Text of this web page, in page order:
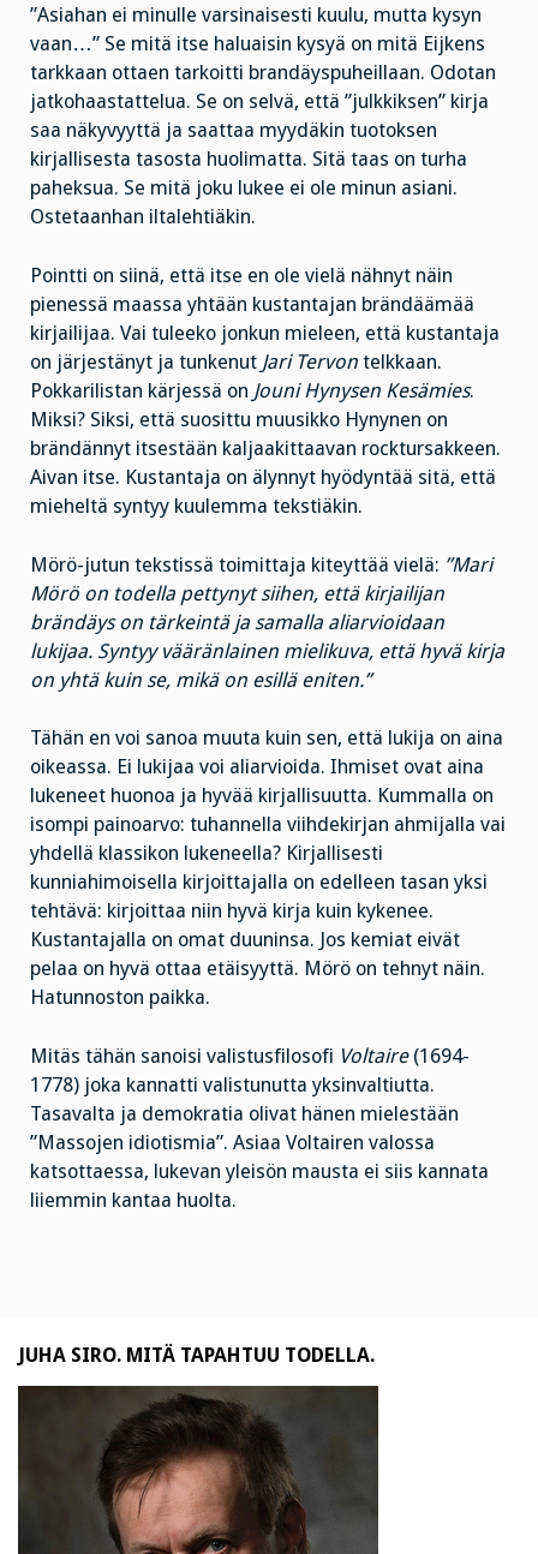
”Asiahan ei minulle varsinaisesti kuulu, mutta kysyn
vaan…” Se mitä itse haluaisin kysyä on mitä Eijkens
tarkkaan ottaen tarkoitti brandäyspuheillaan. Odotan
jatkohaastattelua. Se on selvä, että ”julkkiksen” kirja
saa näkyvyyttä ja saattaa myydäkin tuotoksen
kirjallisesta tasosta huolimatta. Sitä taas on turha
paheksua. Se mitä joku lukee ei ole minun asiani.
Ostetaanhan iltalehtiäkin.
Pointti on siinä, että itse en ole vielä nähnyt näin
pienessä maassa yhtään kustantajan brändäämää
kirjailijaa. Vai tuleeko jonkun mieleen, että kustantaja
on järjestänyt ja tunkenut Jari Tervon telkkaan.
Pokkarilistan kärjessä on Jouni Hynysen Kesämies.
Miksi? Siksi, että suosittu muusikko Hynynen on
brändännyt itsestään kaljaakittaavan rocktursakkeen.
Aivan itse. Kustantaja on älynnyt hyödyntää sitä, että
mieheltä syntyy kuulemma tekstiäkin.
Mörö-jutun tekstissä toimittaja kiteyttää vielä: ”Mari
Mörö on todella pettynyt siihen, että kirjailijan
brändäys on tärkeintä ja samalla aliarvioidaan
lukijaa. Syntyy vääränlainen mielikuva, että hyvä kirja
on yhtä kuin se, mikä on esillä eniten.”
Tähän en voi sanoa muuta kuin sen, että lukija on aina
oikeassa. Ei lukijaa voi aliarvioida. Ihmiset ovat aina
lukeneet huonoa ja hyvää kirjallisuutta. Kummalla on
isompi painoarvo: tuhannella viihdekirjan ahmijalla vai
yhdellä klassikon lukeneella? Kirjallisesti
kunniahimoisella kirjoittajalla on edelleen tasan yksi
tehtävä: kirjoittaa niin hyvä kirja kuin kykenee.
Kustantajalla on omat duuninsa. Jos kemiat eivät
pelaa on hyvä ottaa etäisyyttä. Mörö on tehnyt näin.
Hatunnoston paikka.
Mitäs tähän sanoisi valistusfilosofi Voltaire (1694-
1778) joka kannatti valistunutta yksinvaltiutta.
Tasavalta ja demokratia olivat hänen mielestään
”Massojen idiotismia”. Asiaa Voltairen valossa
katsottaessa, lukevan yleisön mausta ei siis kannata
liiemmin kantaa huolta.
JUHA SIRO. MITÄ TAPAHTUU TODELLA.